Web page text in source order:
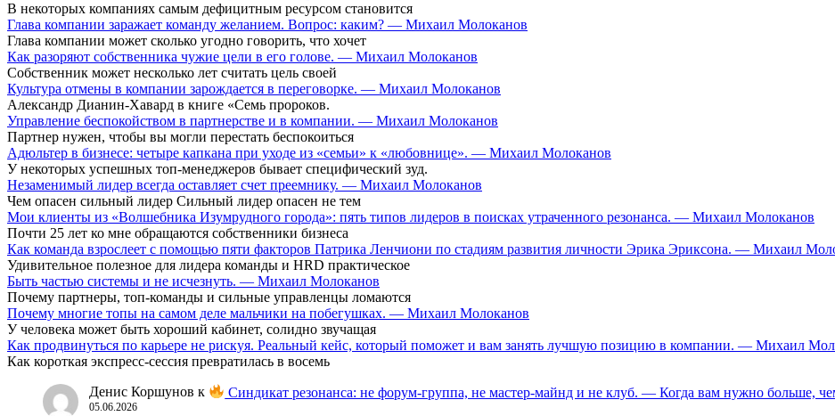
В некоторых компаниях самым дефицитным ресурсом становится
Глава компании заражает команду желанием. Вопрос: каким? — Михаил Молоканов
Глава компании может сколько угодно говорить, что хочет
Как разоряют собственника чужие цели в его голове. — Михаил Молоканов
Собственник может несколько лет считать цель своей
Культура отмены в компании зарождается в переговорке. — Михаил Молоканов
Александр Дианин-Хавард в книге «Семь пророков.
Управление беспокойством в партнерстве и в компании. — Михаил Молоканов
Партнер нужен, чтобы вы могли перестать беспокоиться
Адюльтер в бизнесе: четыре капкана при уходе из «семьи» к «любовнице». — Михаил Молоканов
У некоторых успешных топ-менеджеров бывает специфический зуд.
Незаменимый лидер всегда оставляет счет преемнику. — Михаил Молоканов
Чем опасен сильный лидер Сильный лидер опасен не тем
Мои клиенты из «Волшебника Изумрудного города»: пять типов лидеров в поисках утраченного резонанса. — Михаил Молоканов
Почти 25 лет ко мне обращаются собственники бизнеса
Как команда взрослеет с помощью пяти факторов Патрика Ленчиони по стадиям развития личности Эрика Эриксона. — Михаил
Удивительное полезное для лидера команды и HRD практическое
Быть частью системы и не исчезнуть. — Михаил Молоканов
Почему партнеры, топ-команды и сильные управленцы ломаются
Почему многие топы на самом деле мальчики на побегушках. — Михаил Молоканов
У человека может быть хороший кабинет, солидно звучащая
Как продвинуться по карьере не рискуя. Реальный кейс, который поможет и вам занять лучшую позицию в компании. — Михаил
Как короткая экспресс-сессия превратилась в восемь
Денис Коршунов к Синдикат резонанса: не форум-группа, не мастер-майнд и не клуб. — Когда вам нужно больше,
05.06.2026